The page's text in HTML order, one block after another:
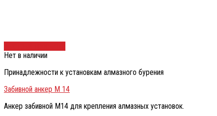
Нет в наличии
Принадлежности к установкам алмазного бурения
Забивной анкер М 14
Анкер забивной М14 для крепления алмазных установок.